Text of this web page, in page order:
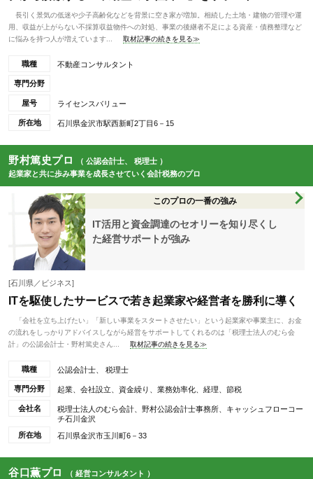
長引く景気の低迷や少子高齢化などを背景に空き家が増加。相続した土地・建物の管理や運
用、収益が上がらない不採算収益物件への対処、事業の後継者不足による資産・債務整理など
に悩みを持つ人が増えています...
取材記事の続きを見る≫
職種 不動産コンサルタント
専門分野
屋号 ライセンスバリュー
所在地 石川県金沢市駅西新町2丁目6－15
野村篤史プロ
（ 公認会計士、 税理士 ）
起業家と共に歩み事業を成長させていく会計税務のプロ
このプロの一番の強み
IT活用と資金調達のセオリーを知り尽くし
た経営サポートが強み
[石川県／ビジネス]
ITを駆使したサービスで若き起業家や経営者を勝利に導く
「会社を立ち上げたい」「新しい事業をスタートさせたい」という起業家や事業主に、お金
の流れをしっかりアドバイスしながら経営をサポートしてくれるのは「税理士法人のむら会
計」の公認会計士・野村篤史さん...
取材記事の続きを見る≫
職種 公認会計士、 税理士
専門分野 起業、会社設立、資金繰り、業務効率化、経理、節税
会社名
税理士法人のむら会計、野村公認会計士事務所、キャッシュフローコー
チ石川金沢
所在地
石川県金沢市玉川町6－33
谷口薫プロ
（ 経営コンサルタント ）